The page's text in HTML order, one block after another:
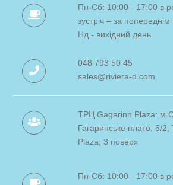
Пн-Сб: 10:00 - 17:00 в
зустріч – за
Нд - вихідний день
048 793 50 45
sales@riviera-d.com
ТРЦ Gagarinn Plaza:
Гагаринське плато, 5/
Plaza, 3 поверх
Пн-Сб: 10:00 - 17:00 в